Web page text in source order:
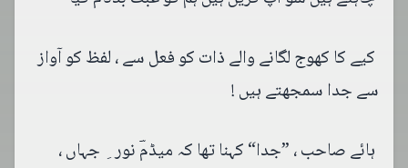
کیے کا کھوج لگانے والے ذات کو فعل سے ، لفظ کو آواز
سے جدا سمجھتے ہیں !
ہائے صاحب ، ”جدا“ کہنا تھا کہ میڈمؔ نور ِ جہاں ،